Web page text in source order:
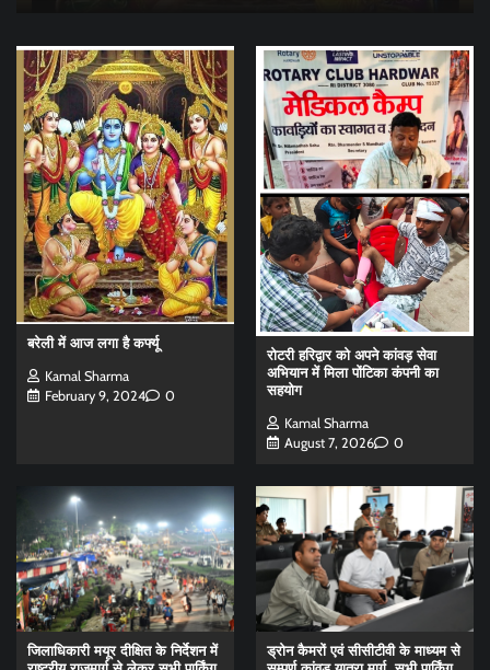
बरेली में आज लगा है कर्फ्यू
Kamal Sharma
February 9, 2024
0
रोटरी हरिद्वार को अपने कांवड़ सेवा
अभियान में मिला पोंटिका कंपनी का
सहयोग
Kamal Sharma
August 7, 2026
0
जिलाधिकारी मयूर दीक्षित के निर्देशन में
ड्रोन कैमरों एवं सीसीटीवी के माध्यम से